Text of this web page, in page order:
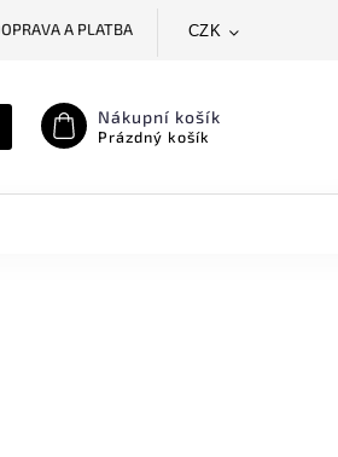
A PLATBA
CZK
Nákupní košík
Prázdný košík